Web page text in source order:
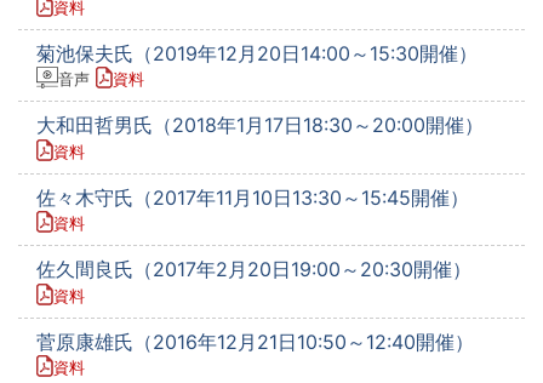
資料
菊池保夫氏（2019年12月20日14:00～15:30開催）
音声 資料
大和田哲男氏（2018年1月17日18:30～20:00開催）
資料
佐々木守氏（2017年11月10日13:30～15:45開催）
資料
佐久間良氏（2017年2月20日19:00～20:30開催）
資料
菅原康雄氏（2016年12月21日10:50～12:40開催）
資料